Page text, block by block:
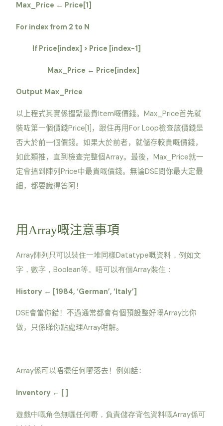
Max_Price ← Price[1]
For index from 2 to N
If Price[index] > Price [index-1]
Max_Price ← Price[index]
Output Max_Price
以上程式其實係搵緊最貴Item嘅價錢。 Max_Price首先就
裝咗第一個價錢Price[1] ，跟住再用 For Loop檢查該價錢是
否大於前一個價錢。如果大於前者，就儲存較貴嘅價錢，
如此類推，直到檢查完整個 Array。最後， Max_Price就一
定會搵到陣列 Price中最貴嘅價錢。無論DSE問你最大定最
細，都要識得答阿！
用Array嘅注意事項
Array陣列只可以裝住一堆同樣Datatype嘅資料，例如文
字，數字， Boolean等。唔可以有個Array裝住：
History ← [1984, ‘German’, ‘Italy’]
DSE會當你錯！不過通常都會有個預設整好嘅Array比你
做，只係睇你點處理Array咁解。
Array係可以唔擺任何嘢落去！例如話：
Inventory ← [ ]
遊戲中嘅角色無曬任何嘢，負責儲存背包資料嘅Array係可